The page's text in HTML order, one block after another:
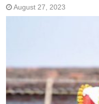
August 27, 2023